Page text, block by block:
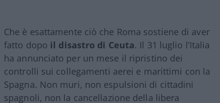
Che è esattamente ciò che Roma sostiene di aver
fatto dopo il disastro di Ceuta. Il 31 luglio l’Italia
ha annunciato per un mese il ripristino dei
controlli sui collegamenti aerei e marittimi con la
Spagna. Non muri, non espulsioni di cittadini
spagnoli, non la cancellazione della libera